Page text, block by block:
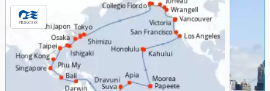
Porti Compagnie
Ricerca